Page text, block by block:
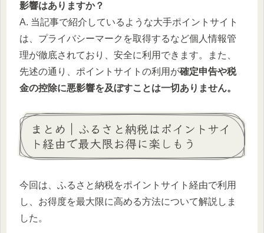
影響はありますか？
A. 当記事で紹介しているような大手ポイントサイト
は、プライバシーマークを取得するなど個人情報管
理が徹底されており、安全に利用できます。また、
先述の通り、ポイントサイトの利用が確定申告や税
金の控除に悪影響を及ぼすことは一切ありません。
まとめ｜ふるさと納税はポイントサイ
ト経由で最大限お得に楽しもう
今回は、ふるさと納税をポイントサイト経由で利用
し、お得度を最大限に高める方法について解説しま
した。